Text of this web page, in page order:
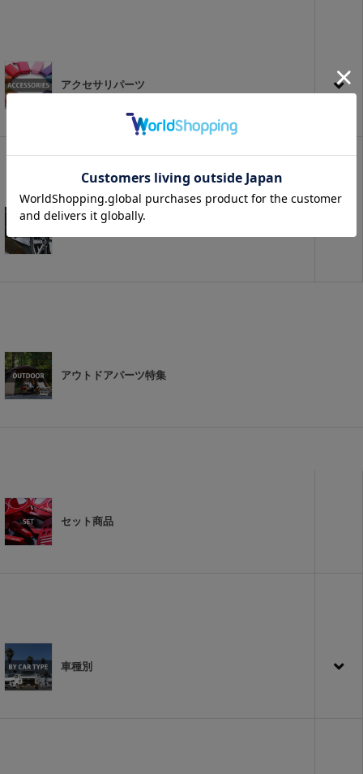
アクセサリパーツ
アウトドアパーツ特集
セット商品
車種別